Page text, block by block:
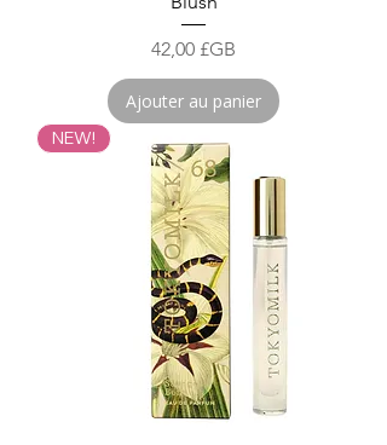
Prix
42,00 £GB
Ajouter au panier
NEW!